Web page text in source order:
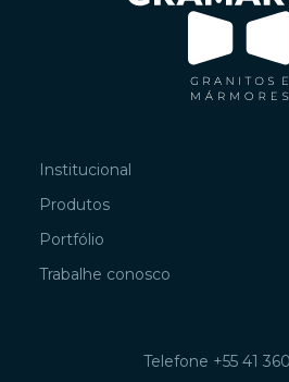
Institucional
Produtos
Portfólio
Trabalhe conosco
Telefone +55 41